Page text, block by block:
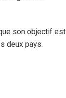
son objectif est
deux pays.